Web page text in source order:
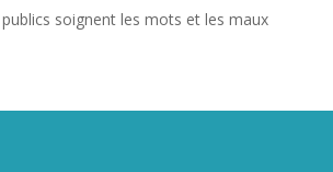
soignent les mots et les maux